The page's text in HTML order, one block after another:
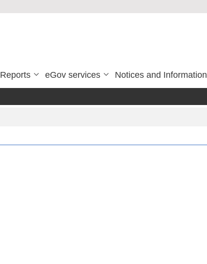
Reports eGov services Notices and Information